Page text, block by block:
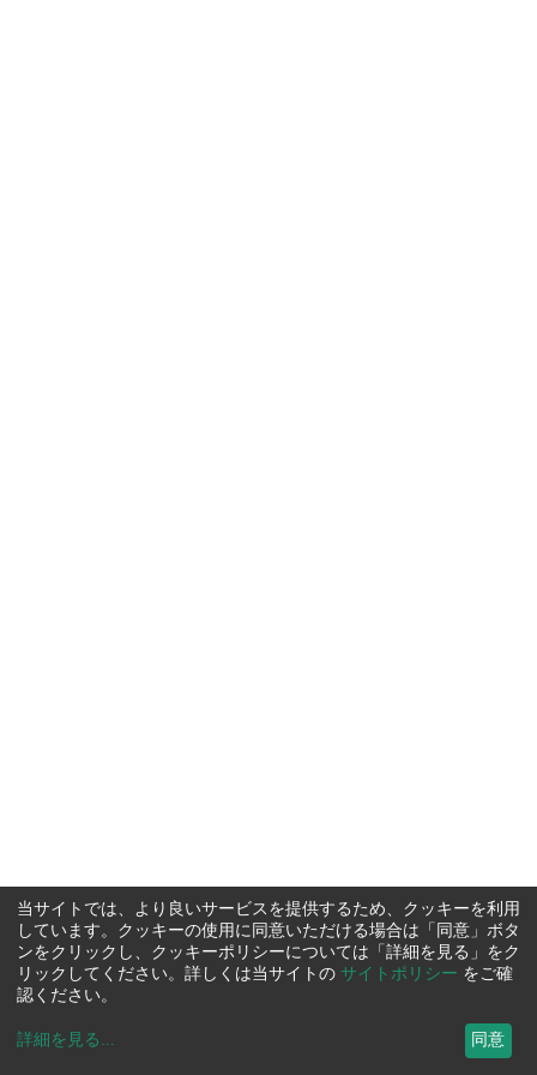
当サイトでは、より良いサービスを提供するため、クッキーを利用
しています。クッキーの使用に同意いただける場合は「同意」ボタ
ンをクリックし、クッキーポリシーについては「詳細を見る」をク
リックしてください。詳しくは当サイトの サイトポリシー をご確
認ください。
詳細を見る ... 同意